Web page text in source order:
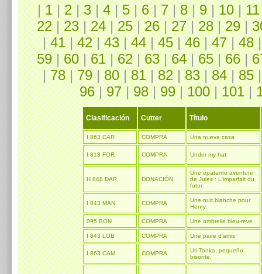
|1|2|3|4|5|6|7|8|9|10|11
22|23|24|25|26|27|28|29|
|41|42|43|44|45|46|47|48
59|60|61|62|63|64|65|66|
|78|79|80|81|82|83|84|85
96|97|98|99|100|101|
Clasificación Cutter Título
I 863 CAR COMPRA Una nueva casa
I 813 FOR COMPRA Under my hat
H 848 DAR DONACIÓN
Une épatante aventure
de Jules : L'imparfait du
futur
I 843 MAN COMPRA
Une nuit blanche pour
Henry
095 BON COMPRA Une ombrelle bleu-reve
I 843 LOB COMPRA Une paire d'amis
I 863 CAM COMPRA
Uti-Tanka, pequeño
bisonte.